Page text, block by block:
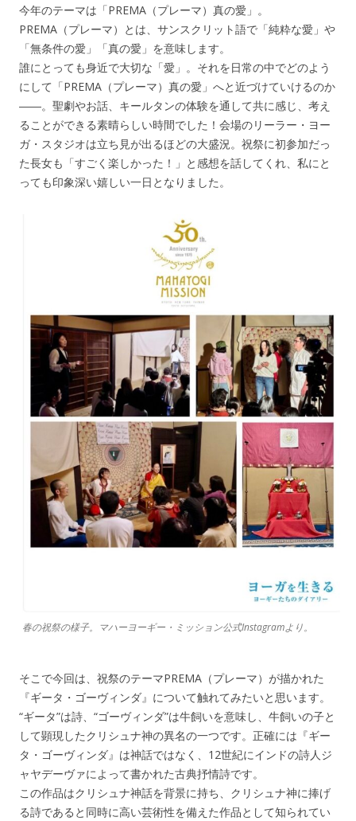
今年のテーマは「PREMA（プレーマ）真の愛」。
PREMA（プレーマ）とは、サンスクリット語で「純粋な愛」や
「無条件の愛」「真の愛」を意味します。
誰にとっても身近で大切な「愛」。それを日常の中でどのよう
にして「PREMA（プレーマ）真の愛」へと近づけていけるのか
――。聖劇やお話、キールタンの体験を通して共に感じ、考え
ることができる素晴らしい時間でした！会場のリーラー・ヨー
ガ・スタジオは立ち見が出るほどの大盛況。祝祭に初参加だっ
た長女も「すごく楽しかった！」と感想を話してくれ、私にと
っても印象深い嬉しい一日となりました。
春の祝祭の様子。マハーヨーギー・ミッション公式Instagramより。
そこで今回は、祝祭のテーマPREMA（プレーマ）が描かれた
『ギータ・ゴーヴィンダ』について触れてみたいと思います。
“ギータ”は詩、“ゴーヴィンダ”は牛飼いを意味し、牛飼いの子と
して顕現したクリシュナ神の異名の一つです。正確には『ギー
タ・ゴーヴィンダ』は神話ではなく、12世紀にインドの詩人ジ
ャヤデーヴァによって書かれた古典抒情詩です。
この作品はクリシュナ神話を背景に持ち、クリシュナ神に捧げ
る詩であると同時に高い芸術性を備えた作品として知られてい